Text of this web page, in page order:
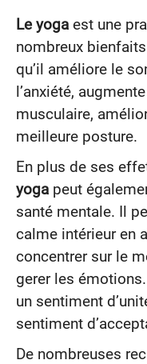
Le yoga est une
nombreux
qu’il améliore le
l’anxiété,
musculaire,
meilleure posture.
En plus de ses
yoga peut
santé mentale. Il
calme intérieur en
concentrer sur le
gerer les
un sentiment
sentiment
De nombreuses